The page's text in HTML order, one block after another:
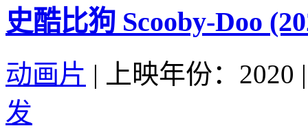
史酷比狗 Scooby-Doo
动画片 | 上映年份：2020 |
发